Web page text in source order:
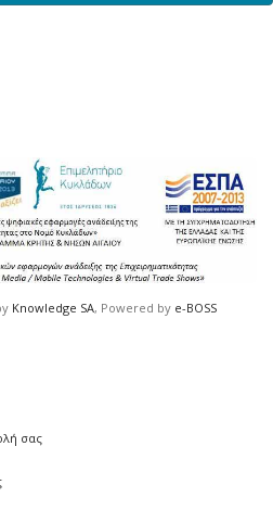
Knowledge SA, Powered by e-BOSS
σας